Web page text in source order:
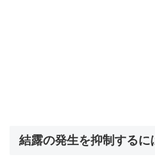
結露の発生を抑制するに